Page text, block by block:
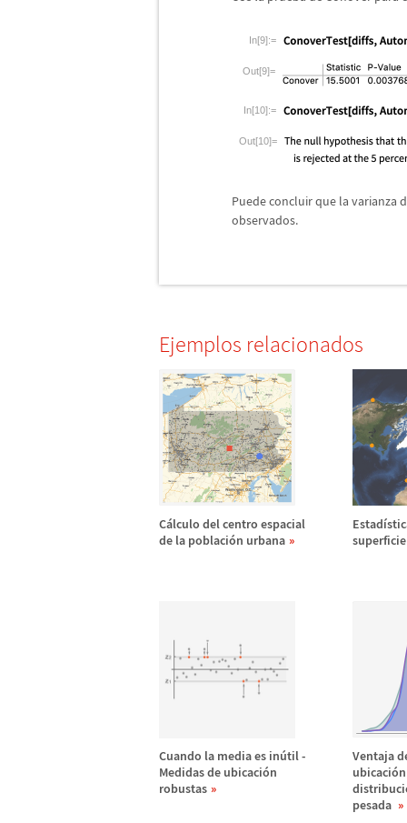
In[9]:=
Out[9]=
In[10]:=
Out[10]=
Puede concluir que la varianza
observados.
Ejemplos relacionados
Cálculo del centro espacial
de la población urbana
Estadí
Cuando la media es inútil -
Medidas de ubicación
robustas
Ventaja
ubicació
pesada